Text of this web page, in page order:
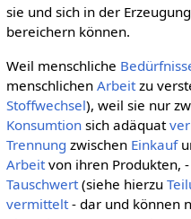
sie und sich in der
bereichern können.
Weil menschliche
menschlichen Arbeitzu
Stoffwechsel), weil sie nur
Konsumtionsich adäquat
Trennung zwischen Einkauf
Arbeitvon ihren Produkten,
Tauschwert(siehe hierzu
vermittelt- dar und können